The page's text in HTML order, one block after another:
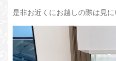
是非お近くにお越しの際は見に